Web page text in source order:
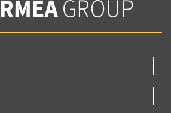
с нашей политикой